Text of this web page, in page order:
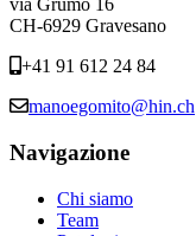
via Grumo 16
CH-6929 Gravesano
+41 91 612 24 84
manoegomito@hin.ch
Navigazione
Chi siamo
Team